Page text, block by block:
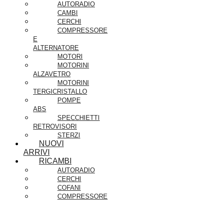
AUTORADIO
CAMBI
CERCHI
COMPRESSORE
E
ALTERNATORE
MOTORI
MOTORINI
ALZAVETRO
MOTORINI
TERGICRISTALLO
POMPE
ABS
SPECCHIETTI
RETROVISORI
STERZI
NUOVI
ARRIVI
RICAMBI
AUTORADIO
CERCHI
COFANI
COMPRESSORE